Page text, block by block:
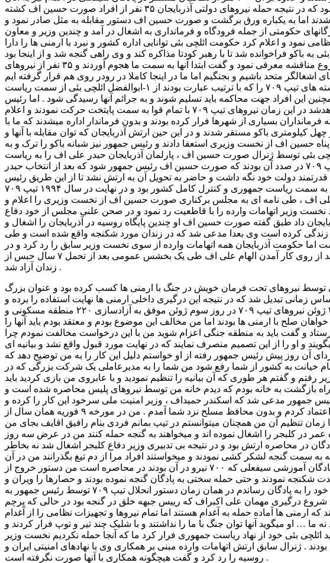
ملحق شدند و به دلیل عدم فرمانبرداری از دولت مرکزی رئیس جمهور دستور حمله به گنجه و انحلال تیپ ۷۰۹ را صادر نمود که در نتیجه حمله نیروهای دولتی آذربایجان ۳۵ نفر از افراد صورت حسین اف کشته
مستقر در آن بازداشت و به شدت شکنجه شدند اما به یکباره ورق برگشت و صورت حسین اف دستور مقابله به مثل صادر نمود و
به سمت باکو ترک کردند و گنجه بدست نیروهای تیپ ۷۰۹ سقوط کرد و همه ارگانهای حکومتی از جمله فرودگاه و فرمانداری به اشغال در آمد و چندین وزیر و معاون
مجلس نیز بود در گنجه اعلام حکومت نظامی نمود و اعلام کرد حکومت ائلچی بئی توانایی اداره کشور و نبرد با ارمنی ها را دارا
فراخوانده شد تا با رهبر کودتا مذاکره کند و وی راهی گنجه شد و از اینجا بود
که پای حیدر علی اف به باکو مجددا باز شد در مذاکرات صورت گرفته ژنرال صورت حسین اف دولت را عامل اصلی شروع مناقشه معرفی نمود و گفت ابتدا آنها به سمت ما هجوم آوردند و ۳۵ نفر از نیروهای
متحد باشیم و بجنگیم اما ما در اینجا کاملا در رودر روی هم قرار گرفته ایم
ما از خون کشته شده ها نمیگذریم و باید عاملین این حادثه مجازات و از سمتهایشان استعفا دهند و حیدرعلی اف خواسته های تیپ ۷۰۹ را که با ترتیب عبارت بودند از ۱-ابوالفضل ائلچی بئی از سمت ریاست
از سمت نخست وزیری استعفا دهد همچنین این افراد جهت محاکمه باید تسلیم شوند و به جرائم آنها رسیدگی شود . اما رئیس
جمهور خواسته های آنها را رد نمود و اعلام کرد که تسلیم چنین صحنه آرایی خطرناکی که از خارج طراحی شده است ، نخواهدشد در این زمان نیروهای تیپ ۷۰۹ با تمام قوا به سمت پایتخت حرکت نمودند و اعلام
بسیاری از شهرها فرار کرده بودند و بدون فرماندار اداره میشدند که ما با
باکو مستقر شدند و در این حین ارتش آذربایجان که توان مقابله با آنها و
حسین اف از نخست وزیری استعفا دادند و رئیس جمهور نیز شبانه باکو را ترک و به
توسط ژنرال صورت حسین اف ، پارلمان آذربایجان حیدر علی اف را به ریاست
مجلس ملی انتخاب نمود و بدین ترتیب اداره حکومت بصورت موقت بدست ایشان سپرده شد البته طبق اخبار واصله تیپ ۷۰۹ در صدد آن بودند که صورت حسین اف رئیس جمهور شود که بعد از انتخاب حیدر
نخست وزیری رسید و بعد از نخست وزیری همچنان تیپ ۷۰۹ را بعنوان بازوی قدرتمند دولت خود نگه داشت و حاضر به تحویل آن به ارتش نشد تا از این طریق رئیس
جمهور و مجلس را تابع و مطیع خود سازد چرا که هدف اصلی صورت حسین اف که قدرت مطلق در آذربایجان بود رسیدن به سمت ریاست جمهوری و کنترل کامل کشور بود و در نهایت در سال ۱۹۹۴ تیپ ۷۰۹
و سرانجام تیپ ۷۰۹ را خلع سلاح و منحل نمودند و حیدر علی اف ، طی نامه ای به مجلس برکناری صورت حسین اف از نخست وزیری را اعلام و
وزیر اتهامات وارده را با قاطعیت رد نمود و در صحن علنی مجلس از خود دفاع
دولت روسیه وی را تحویل دولت آذربایجان داد طبق گفته صورت حسین اف او چندین پایگاه روسیه در آذربایجان را اشغال و
زندگی کرده است وی بعدا مدعی شد که در زندان مورد شکنجه واقع شده است و طی
حکومت آذربایجان همه اتهامات وارده از سوی نخست وزیر سابق را رد کرد و در
نهایت دادگاه عالی آذربایجان وی را به اتهام کودتا بر علیه دولت و خیانت به کشور به حبس ابد محکوم نمود که سرانجام بعد از روی کار آمدن الهام علی اف طی یک بخشس عمومی بعد از تحمل ۷ سال حبس از
زندان آزاد شد .
توسط نیروهای تحت فرمان خویش در جنگ با ارمنی ها کسب کرده بود و عنوان بزرگ
زمانی تبدیل شد که در نتیجه این درگیری داخلی ارمنی ها نهایت استفاده را برده و
کلبجر و آغدام را اشغال نمودند او در مصاحبه ای که بعد از دستگیری در سال ۱۹۹۸ انجام داد میگوید یک روز قبل حادثه ۴ ژوئن نیروهای تیپ ۷۰۹ در روز سوم ژوئن موفق به آزادسازی ۲۲۰ منطقه مسکونی و
صلح با ارمنی ها بودند اما من مخالف این موضوع بودم و معتقد بودم باید آنها را
اند . در زمستان ۱۹۹۲ ائلچی بئی وزیر دفاع را پیش من فرستاد و گفت باید به منطقه جنگی اعزام شوید من با این درخواست مخالفت نمودم چرا
و او را از این تصمیم منصرف نمایند که در نهایت مورد قبول واقع نشد و بیانیه ای
قرائت شد من فردای آن روز پیش رئیس جمهور رفته از او خواستم دلیل این کار را به من توضیح دهد که
خیانت به کشور از شما رفع شود من شما را به مدیرعاملی یک شرکت بزرگی که در
و گفتم هر طوری که آن بیانیه را تنظیم نمودید و با عابروی من بازی کردید باید
بازگشت به خانه بودم که دیدم خانه من توسط نیروهای پلیس محاصره شده است و
رئیس جمهور مدعی شد که اسکندر حمیداف ، وزیر امنیت ملی سرخود این کار را کرده و
خواسته شما را بازداشت کند گفتم خوب من در نهاد ریاست جمهوری بودم آنجا میتوانست مرا بازداشت کند من به شما اعتماد کردم و بدون محافظ مسلح نزد شما آمدم . من در مورخه ۹ فوریه همان سال از
تنظیم آن من همچنان میتوانستم در تیپ بمانم فردی بنام رافیق اقایف بجای من
در کلبجر را اشغال نموده اند و میخواهند به گنجه حمله کنند من در عرض سه روز
ندارد چون در ۹ فوریه برکنار شده بود و خودش در پادگان در محاصره ارتش بود و در نتیجه بی تدبیری وزیر دفاع کلبجر اشغال شد نه بخاطر
سمت گنجه لشکر کشی نمودند و میخواستند افراد مرا از دم تیغ بگذرانند من در آن
زمان مشغول مراسم عزاداری پدرم بودم حتی اجازه نداند مجلس ترحیم پدرم تمام شود که شبانه به من اطلاع دادند پادگان آموزشی سیفعلی که ۷۰۰ نیرو در آن بودند در محاصره است من دستور خروج از
درون آن بودند را دستگیر ، زندانی و به شدت شکنجه نمودند و حتی حمله سختی به پادگان گنجه نموده بودند و حصارها را ویران و
عده ای زیادی را کشته و زخمی نموده بودند و خانه من در محاصره بود و میخواستند مرا بازداشت کنند که از راهی مخفی خود را به پادگان رساندم در همان زمان دستور انحلال تیپ ۷۰۹ توسط رئیس جمهور به
شروع درگیری مهمان علی اکبراف که رییس جبهه خلق در گنجه بود در حالی که پرچم
ها آماده حمله به آغدام هستند اما تمام نیروها و تجهیزات نظامی را از آغدام
ما … او میگوید آنها توان جنگ با ما را نداشتند و با شلیک چند تیر و توپ فرار کردند و
بئی خود از نهاد ریاست جمهوری فرار کرد ما که آنجا حمله نکردیم نخست وزیر
. ژنرال سابق ارتش اتهامات وارده مبنی بر همکاری وی با نهادهای امنیتی ایران و
روسیه را رد کرد و گفت هیچگونه همکاری با آنها صورت نگرفته است .